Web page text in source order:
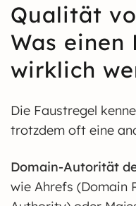
Qualität
Was einen
wirklich
Die Faustregel
trotzdem oft eine
Domain-Autorität
wie Ahrefs (Domain